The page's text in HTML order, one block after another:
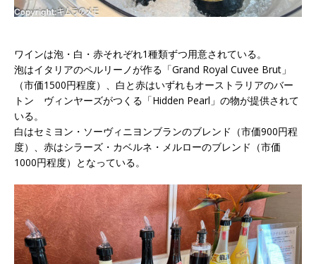
ワインは泡・白・赤それぞれ1種類ずつ用意されている。
泡はイタリアのペルリーノが作る「Grand Royal Cuvee Brut」
（市価1500円程度）、白と赤はいずれもオーストラリアのバー
トン ヴィンヤーズがつくる「Hidden Pearl」の物が提供されて
いる。
白はセミヨン・ソーヴィニヨンブランのブレンド（市価900円程
度）、赤はシラーズ・カベルネ・メルローのブレンド（市価
1000円程度）となっている。